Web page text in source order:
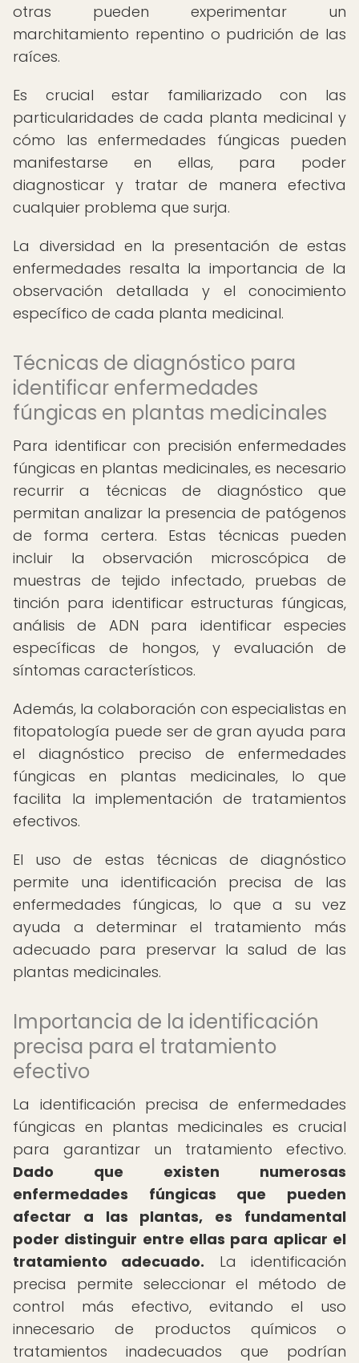
otras pueden experimentar un
marchitamiento repentino o pudrición de las
raíces.
Es crucial estar familiarizado con las
particularidades de cada planta medicinal y
cómo las enfermedades fúngicas pueden
manifestarse en ellas, para poder
diagnosticar y tratar de manera efectiva
cualquier problema que surja.
La diversidad en la presentación de estas
enfermedades resalta la importancia de la
observación detallada y el conocimiento
específico de cada planta medicinal.
Técnicas de diagnóstico para
identificar enfermedades
fúngicas en plantas medicinales
Para identificar con precisión enfermedades
fúngicas en plantas medicinales, es necesario
recurrir a técnicas de diagnóstico que
permitan analizar la presencia de patógenos
de forma certera. Estas técnicas pueden
incluir la observación microscópica de
muestras de tejido infectado, pruebas de
tinción para identificar estructuras fúngicas,
análisis de ADN para identificar especies
específicas de hongos, y evaluación de
síntomas característicos.
Además, la colaboración con especialistas en
fitopatología puede ser de gran ayuda para
el diagnóstico preciso de enfermedades
fúngicas en plantas medicinales, lo que
facilita la implementación de tratamientos
efectivos.
El uso de estas técnicas de diagnóstico
permite una identificación precisa de las
enfermedades fúngicas, lo que a su vez
ayuda a determinar el tratamiento más
adecuado para preservar la salud de las
plantas medicinales.
Importancia de la identificación
precisa para el tratamiento
efectivo
La identificación precisa de enfermedades
fúngicas en plantas medicinales es crucial
para garantizar un tratamiento efectivo.
Dado que existen numerosas
enfermedades fúngicas que pueden
afectar a las plantas, es fundamental
poder distinguir entre ellas para aplicar el
tratamiento adecuado. La identificación
precisa permite seleccionar el método de
control más efectivo, evitando el uso
innecesario de productos químicos o
tratamientos inadecuados que podrían